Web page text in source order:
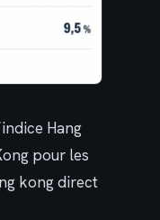
Hang
pour les
kong direct